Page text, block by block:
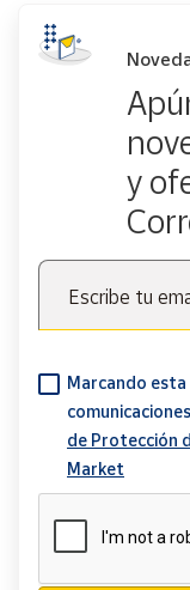
y
Escribe tu
Marcando
de Protección
Market